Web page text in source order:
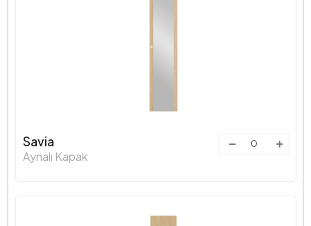
Savia
Aynalı Kapak